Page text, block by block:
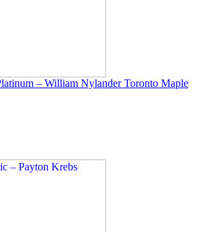
– William Nylander Toronto Maple